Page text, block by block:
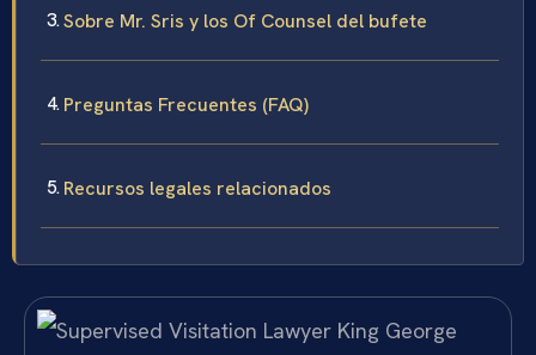
Sobre Mr. Sris y los Of Counsel del bufete
Preguntas Frecuentes (FAQ)
Recursos legales relacionados